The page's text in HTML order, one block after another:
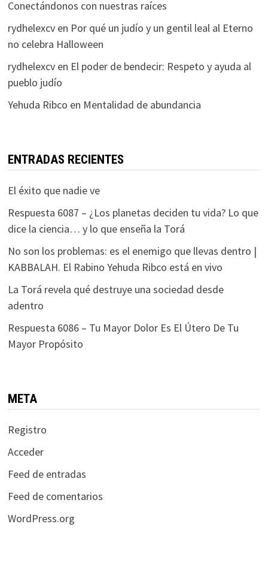
Conectándonos con nuestras raíces
rydhelexcven Por qué un judío y un gentil leal al Eterno
no celebra Halloween
rydhelexcven El poder de bendecir: Respeto y ayuda al
pueblo judío
Yehuda Ribco en Mentalidad de abundancia
ENTRADAS RECIENTES
El éxito que nadie ve
Respuesta 6087 – ¿Los planetas deciden tu vida? Lo que
dice la ciencia… y lo que enseña la Torá
No son los problemas: es el enemigo que llevas dentro |
KABBALAH. El Rabino Yehuda Ribco está en vivo
La Torá revela qué destruye una sociedad desde
adentro
Respuesta 6086 – Tu Mayor Dolor Es El Útero De Tu
Mayor Propósito
META
Registro
Acceder
Feed de entradas
Feed de comentarios
WordPress.org